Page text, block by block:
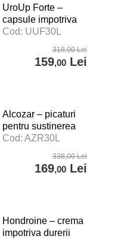
UroUp Forte –
capsule impotriva
prostatitei – 30 cps
Cod: UUF30L
318,00Lei
159,00Lei
Alcozar – picaturi
pentru sustinerea
digestiei, a
impotriva stresului –
Cod: AZR30L
338,00Lei
169,00Lei
Hondroine – crema
impotriva durerii